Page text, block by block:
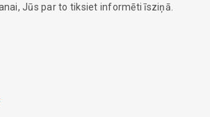
Jūs par to tiksiet informēti īsziņā.